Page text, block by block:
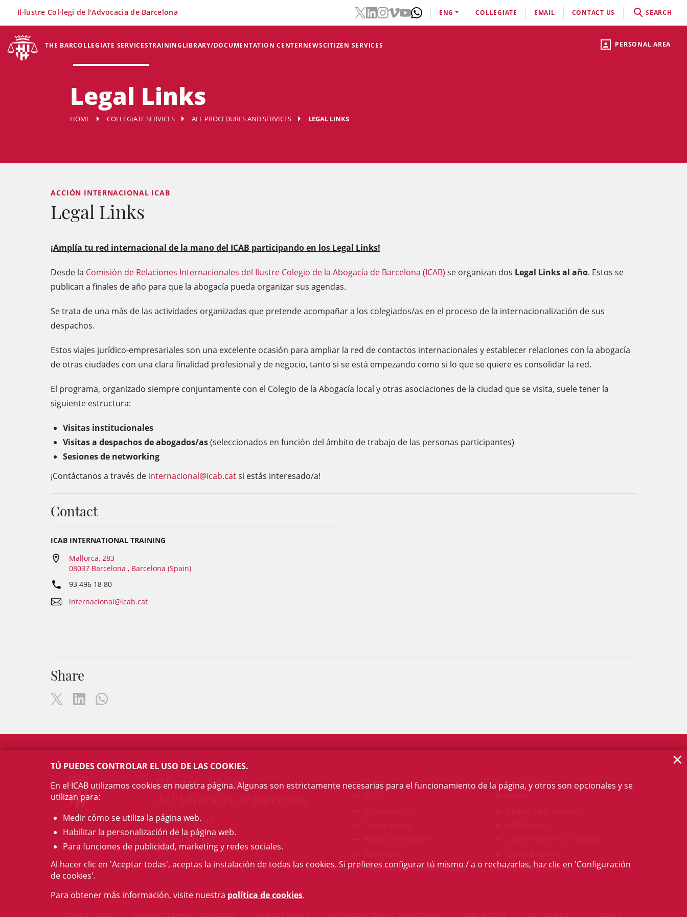
PERSONAL AREA
THE BARCOLLEGIATE SERVICESTRAININGLIBRARY/DOCUMENTATION CENTERNEWSCITIZEN SERVICES
Il·lustre Col·legi de l'Advocacia de Barcelona ENG COLLEGIATE EMAIL CONTACT US SEARCH
Legal Links
HOME COLLEGIATE SERVICES ALL PROCEDURES AND SERVICES LEGAL LINKS
ACCIÓN INTERNACIONAL ICAB
Legal Links
¡Amplía tu red internacional de la mano del ICAB participando en los Legal Links!
Desde la Comisión de Relaciones Internacionales del Ilustre Colegio de la Abogacía de Barcelona (ICAB) se organizan dos Legal Links al año. Estos se
publican a finales de año para que la abogacía pueda organizar sus agendas.
Se trata de una más de las actividades organizadas que pretende acompañar a los colegiados/as en el proceso de la internacionalización de sus
despachos.
Estos viajes jurídico-empresariales son una excelente ocasión para ampliar la red de contactos internacionales y establecer relaciones con la abogacía
de otras ciudades con una clara finalidad profesional y de negocio, tanto si se está empezando como si lo que se quiere es consolidar la red.
El programa, organizado siempre conjuntamente con el Colegio de la Abogacía local y otras asociaciones de la ciudad que se visita, suele tener la
siguiente estructura:
Visitas institucionales
Visitas a despachos de abogados/as(seleccionados en función del ámbito de trabajo de las personas participantes)
Sesiones de networking
¡Contáctanos a través de internacional@icab.catsi estás interesado/a!
Contact
ICAB INTERNATIONAL TRAINING
Mallorca, 283
08037 Barcelona , Barcelona (Spain)
93 496 18 80
internacional@icab.cat
Share
Il·lustre Col·legi
c/ Mallorca, 283
08037 Barcelona
Tel. 934 961 880
Contact
GAJ (Young Advocacy Group)
Intercollegiate
Configure cookies
TÚ PUEDES CONTROLAR EL USO DE LAS COOKIES.
En el ICAB utilizamos cookies en nuestra página. Algunas son estrictamente necesarias para el funcionamiento de la página, y otros son opcionales y se
utilizan para:
Medir cómo se utiliza la página web.
Habilitar la personalización de la página web.
Para funciones de publicidad, marketing y redes sociales.
Al hacer clic en 'Aceptar todas', aceptas la instalación de todas las cookies. Si prefieres configurar tú mismo / a o rechazarlas, haz clic en 'Configuración
de cookies'.
Para obtener más información, visite nuestra política de cookies.
×